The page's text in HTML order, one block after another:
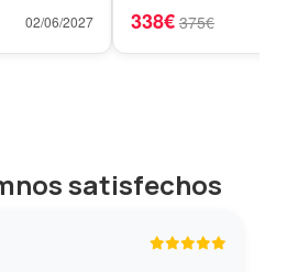
02/06/2027 338€ 375€
satisfechos